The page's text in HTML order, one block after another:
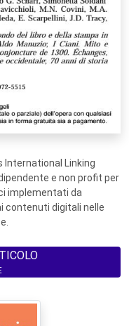
International Linking
e non profit per
implementati da
contenuti digitali nelle